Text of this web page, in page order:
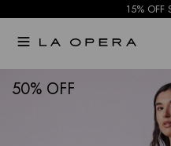
15% OFF

50